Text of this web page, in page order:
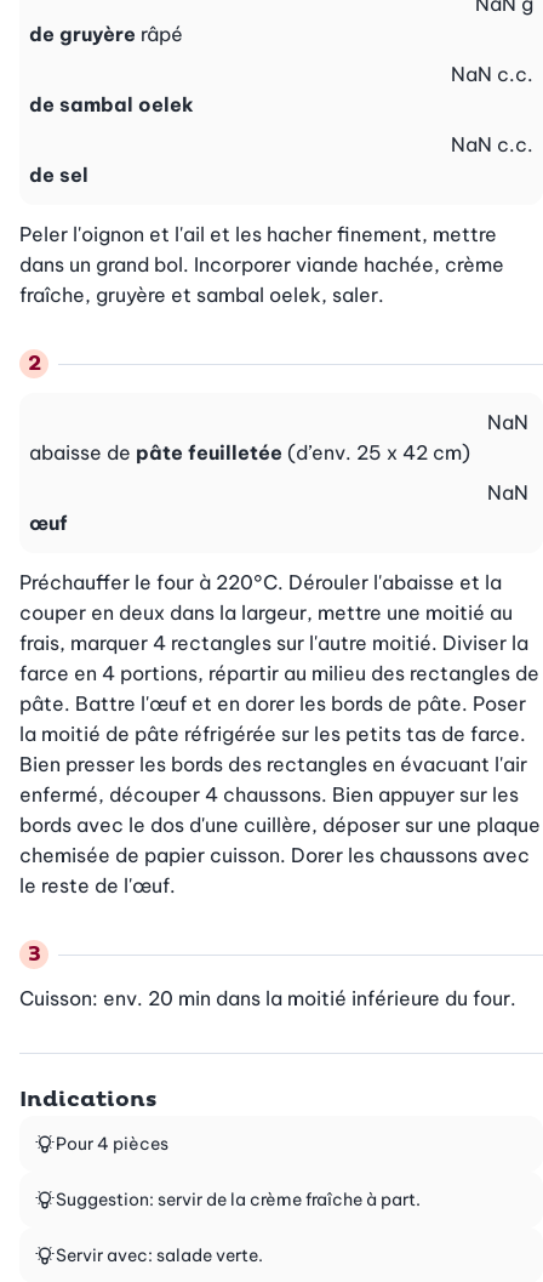
de gruyère râpé
de sambal oelek
NaN c.c.
de sel
NaN c.c.
Peler l'oignon et l'ail et les hacher finement, mettre
dans un grand bol. Incorporer viande hachée, crème
fraîche, gruyère et sambal oelek, saler.
abaisse de pâte feuilletée (d’env. 25 x 42 cm)
NaN
œuf
NaN
Préchauffer le four à 220°C. Dérouler l'abaisse et la
couper en deux dans la largeur, mettre une moitié au
frais, marquer 4 rectangles sur l'autre moitié. Diviser la
farce en 4 portions, répartir au milieu des rectangles de
pâte. Battre l'œuf et en dorer les bords de pâte. Poser
la moitié de pâte réfrigérée sur les petits tas de farce.
Bien presser les bords des rectangles en évacuant l'air
enfermé, découper 4 chaussons. Bien appuyer sur les
bords avec le dos d'une cuillère, déposer sur une plaque
chemisée de papier cuisson. Dorer les chaussons avec
le reste de l'œuf.
Cuisson: env. 20 min dans la moitié inférieure du four.
Indications
Pour 4 pièces
Suggestion: servir de la crème fraîche à part.
Servir avec: salade verte.